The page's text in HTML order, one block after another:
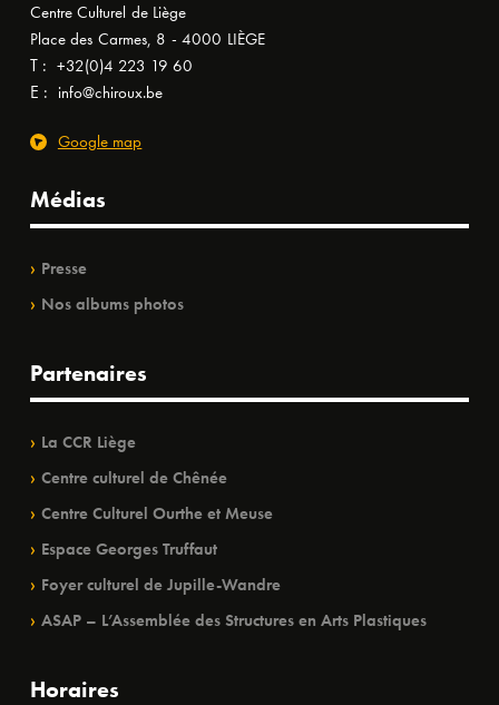
Centre Culturel de Liège
Place des Carmes, 8 - 4000 LIÈGE
T : +32(0)4 223 19 60
E : info@chiroux.be
Google map
Médias
Presse
Nos albums photos
Partenaires
La CCR Liège
Centre culturel de Chênée
Centre Culturel Ourthe et Meuse
Espace Georges Truffaut
Foyer culturel de Jupille-Wandre
ASAP – L’Assemblée des Structures en Arts Plastiques
Horaires